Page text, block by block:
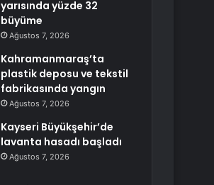
yarısında yüzde 32
büyüme
Ağustos 7, 2026
Kahramanmaraş’ta
plastik deposu ve tekstil
fabrikasında yangın
Ağustos 7, 2026
Kayseri Büyükşehir’de
lavanta hasadı başladı
Ağustos 7, 2026